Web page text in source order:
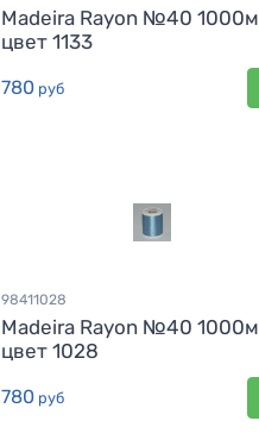
Madeira Rayon №40 1000м
цвет 1133
780руб
98411028
Madeira Rayon №40 1000м
цвет 1028
780руб